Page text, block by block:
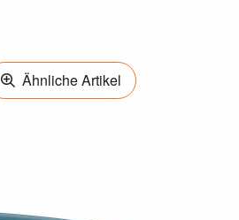
Ähnliche Artikel